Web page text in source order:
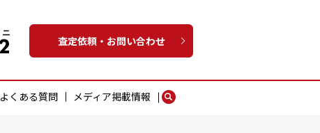
よくある質問 メディア掲載情報 search
査定依頼・お問い合わせ